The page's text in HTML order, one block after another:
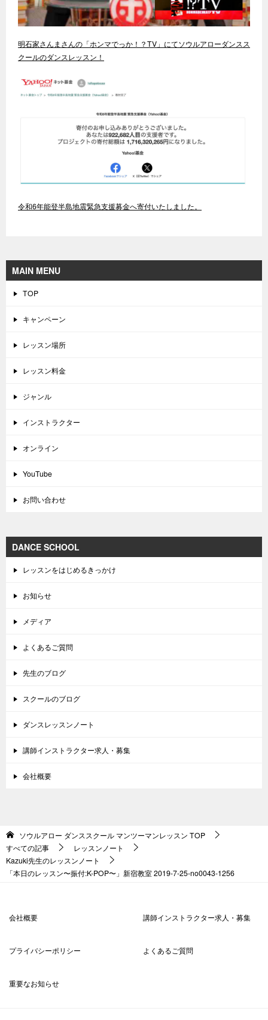
明石家さんまさんの「ホンマでっか！？TV」にてソウルアローダンスス
クールのダンスレッスン！
令和6年能登半島地震緊急支援募金へ寄付いたしました。
MAIN MENU
TOP
キャンペーン
レッスン場所
レッスン料金
ジャンル
インストラクター
オンライン
YouTube
お問い合わせ
DANCE SCHOOL
レッスンをはじめるきっかけ
お知らせ
メディア
よくあるご質問
先生のブログ
スクールのブログ
ダンスレッスンノート
講師インストラクター求人・募集
会社概要
ソウルアロー ダンススクール マンツーマンレッスン TOP
すべての記事
レッスンノート
Kazuki先生のレッスンノート
「本日のレッスン〜振付:K-POP〜」新宿教室 2019-7-25-no0043-1256
会社概要 講師インストラクター求人・募集
プライバシーポリシー よくあるご質問
重要なお知らせ